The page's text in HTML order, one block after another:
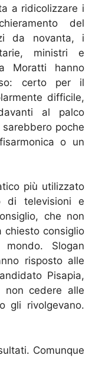
a ridicolizzare i
del
da novanta, i
ministri e
Moratti hanno
certo per il
difficile,
al palco
poche
o un
più utilizzato
di televisioni e
che non
chiesto consiglio
Slogan
risposto alle
Pisapia,
non cedere alle
gli rivolgevano.
Comunque